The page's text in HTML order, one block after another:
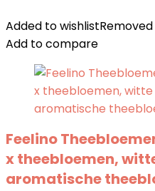
Added to wishlist
Add to compare
Feelino
x theebloemen,
aromatische